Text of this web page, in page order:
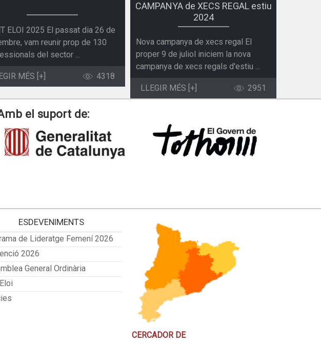
ELOI 2025 El passat dia 26 de
vam reunir prop de 130
del sector ...
MÉS [+] 4318
CAMPANYA de XECS REGAL estiu
2024
Nova campanya de xecs regal El
proper 9 de juliol iniciem la nova
campanya de xecs regals d'estiu ...
LLEGIR MÉS [+] 2951
el suport de:
ESDEVENIMENTS
de Lideratge Femení 2026
2026
General Ordinària
CERCADOR DE